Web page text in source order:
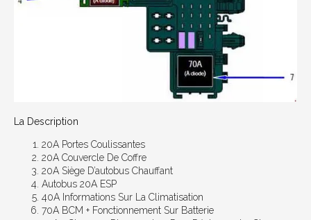
La Description
20А Portes Coulissantes
20А Couvercle De Coffre
20А Siège D’autobus Chauffant
Autobus 20A ESP
40А Informations Sur La Climatisation
70А BCM + Fonctionnement Sur Batterie